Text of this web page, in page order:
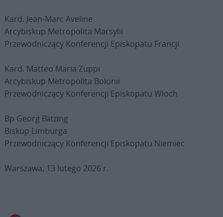
Kard. Jean-Marc Aveline
Arcybiskup Metropolita Marsylii
Przewodniczący Konferencji Episkopatu Francji
Kard. Matteo Maria Zuppi
Arcybiskup Metropolita Bolonii
Przewodniczący Konferencji Episkopatu Włoch
Bp Georg Bätzing
Biskup Limburga
Przewodniczący Konferencji Episkopatu Niemiec
Warszawa, 13 lutego 2026 r.